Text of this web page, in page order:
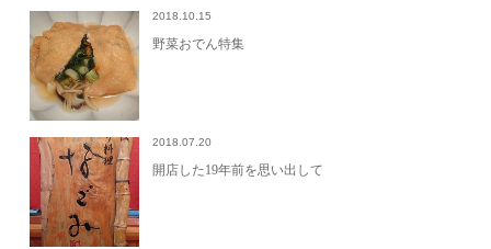
2018.10.15
野菜おでん特集
2018.07.20
開店した19年前を思い出して